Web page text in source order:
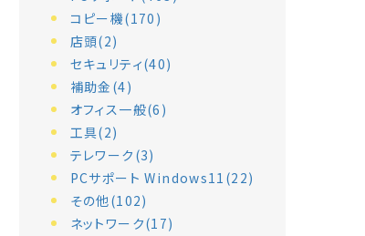
コピー機(170)
店頭(2)
セキュリティ(40)
補助金(4)
オフィス一般(6)
工具(2)
テレワーク(3)
PCサポート Windows11(22)
その他(102)
ネットワーク(17)